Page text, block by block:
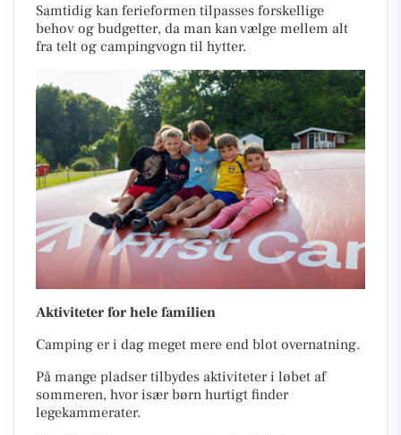
Samtidig kan ferieformen tilpasses forskellige
behov og budgetter, da man kan vælge mellem alt
fra telt og campingvogn til hytter.
Aktiviteter for hele familien
Camping er i dag meget mere end blot overnatning.
På mange pladser tilbydes aktiviteter i løbet af
sommeren, hvor især børn hurtigt finder
legekammerater.